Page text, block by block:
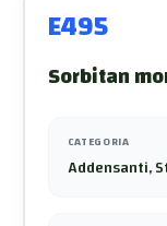
E495
Sorbitan
CATEGORIA
Addensanti,